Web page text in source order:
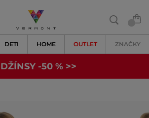
DETI HOME OUTLET ZNAČKY
DŽÍNSY -50 % >>